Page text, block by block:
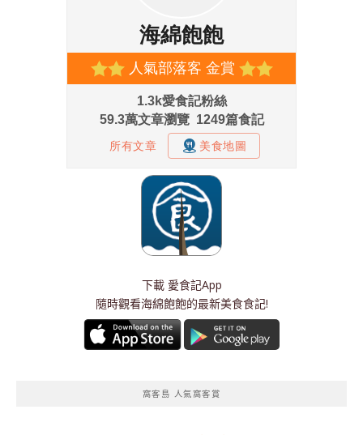
下載 愛食記App
隨時觀看海綿飽飽的最新美食食記!
窩客島 人氣窩客賞